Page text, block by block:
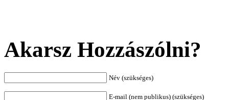
Akarsz Hozzászólni?
Név (szükséges)
E-mail (nem publikus) (szükséges)